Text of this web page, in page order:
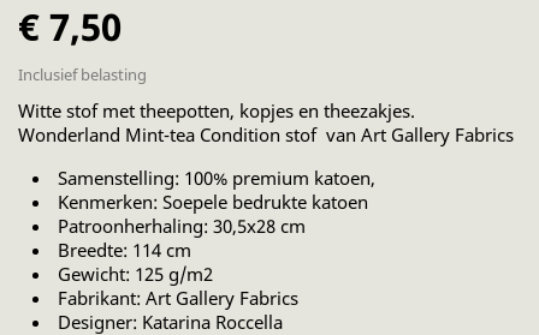
€ 7,50
Inclusief belasting
Witte stof met theepotten, kopjes en theezakjes.
Wonderland Mint-tea Condition stof van Art Gallery Fabrics
Samenstelling: 100% premium katoen,
Kenmerken: Soepele bedrukte katoen
Patroonherhaling: 30,5x28 cm
Breedte: 114 cm
Gewicht: 125 g/m2
Fabrikant: Art Gallery Fabrics
Designer: Katarina Roccella